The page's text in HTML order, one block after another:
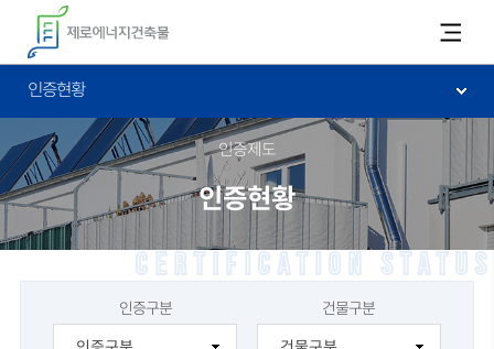
인증현황
인증제도
인증현황
Certification status
인증구분 건물구분